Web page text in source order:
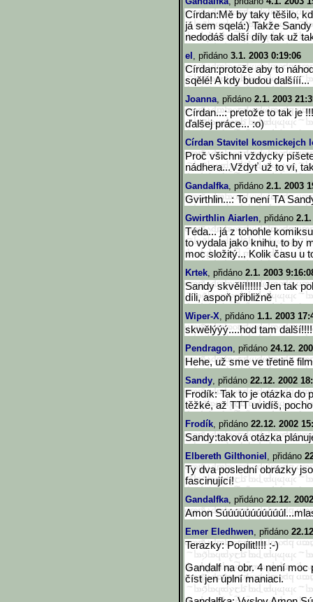
Círdan:Mě by taky těšilo,
já sem sqelá:) Takže
nedodáš další díly tak už
el , přidáno 3.1. 2003 0:19:06
Círdan:protože aby to
sqělé! A kdy budou dalšííí...
Joanna, přidáno 2.1. 2003
Círdan...: pretože to tak je
ďalšej práce... :o)
Círdan Stavitel kosmickejch
Proč všichni vždycky
nádhera...Vždyť už to ví,
Gandalfka, přidáno 2.1. 2003
Gvirthlin...: To není TA
Gwirthlin Aiarlen, přidáno
Téda... já z tohohle
to vydala jako knihu, to by
moc složitý... Kolik času u
Krtek, přidáno 2.1. 2003
Sandy skvělí!!!!!! Jen tak
díli, aspoň přibližně
Wiper-X, přidáno 1.1. 2003
skwělýýý....hod tam další!!!!
Pendragon, přidáno 24.12.
Hehe, už sme ve třetině
Sandy, přidáno 22.12. 2002
Frodík: Tak to je otázka do
těžké, až TTT uvidíš,
Frodík, přidáno 22.12. 2002
Sandy:taková otázka
Elbereth Gilthoniel , přidáno
Ty dva poslední obrázky
fascinující!
Gandalfka, přidáno 22.12.
Amon
Emer Eledhwen, přidáno
Terazky: Popílit!!!! :-)
Gandalf na obr. 4 není
číst jen úplní maniaci.